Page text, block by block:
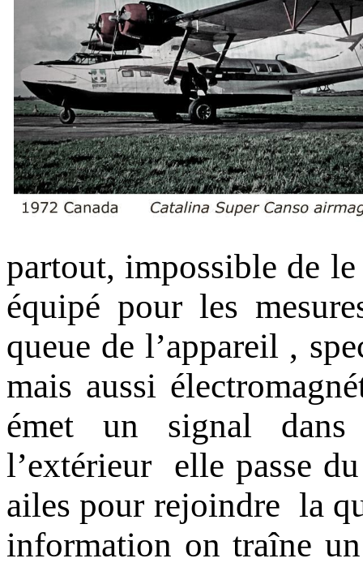
partout, impossible de
équipé pour les
queue de l’appareil ,
mais aussi
émet un signal
l’extérieur elle passe
ailes pour rejoindre la
information on traîne